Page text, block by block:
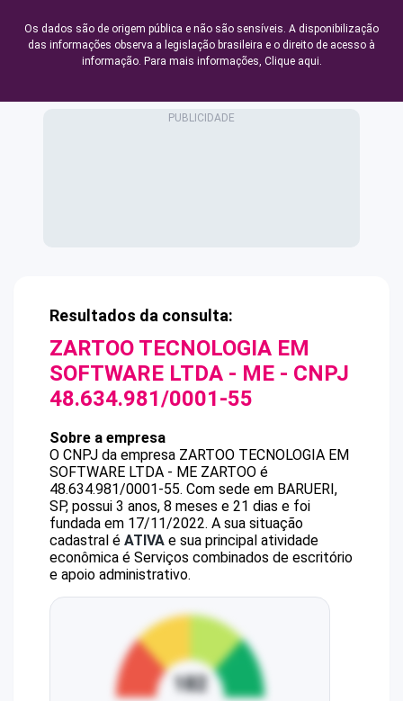
Os dados são de origem pública e não são sensíveis. A disponibilização
das informações observa a legislação brasileira e o direito de acesso à
informação. Para mais informações, Clique aqui.
Resultados da consulta:
ZARTOO TECNOLOGIA EM
SOFTWARE LTDA - ME - CNPJ
48.634.981/0001-55
Sobre a empresa
O CNPJ da empresa ZARTOO TECNOLOGIA EM
SOFTWARE LTDA - ME ZARTOO é
48.634.981/0001-55. Com sede em BARUERI,
SP, possui 3 anos, 8 meses e 21 dias e foi
fundada em 17/11/2022. A sua situação
cadastral é ATIVA e sua principal atividade
econômica é Serviços combinados de escritório
e apoio administrativo.